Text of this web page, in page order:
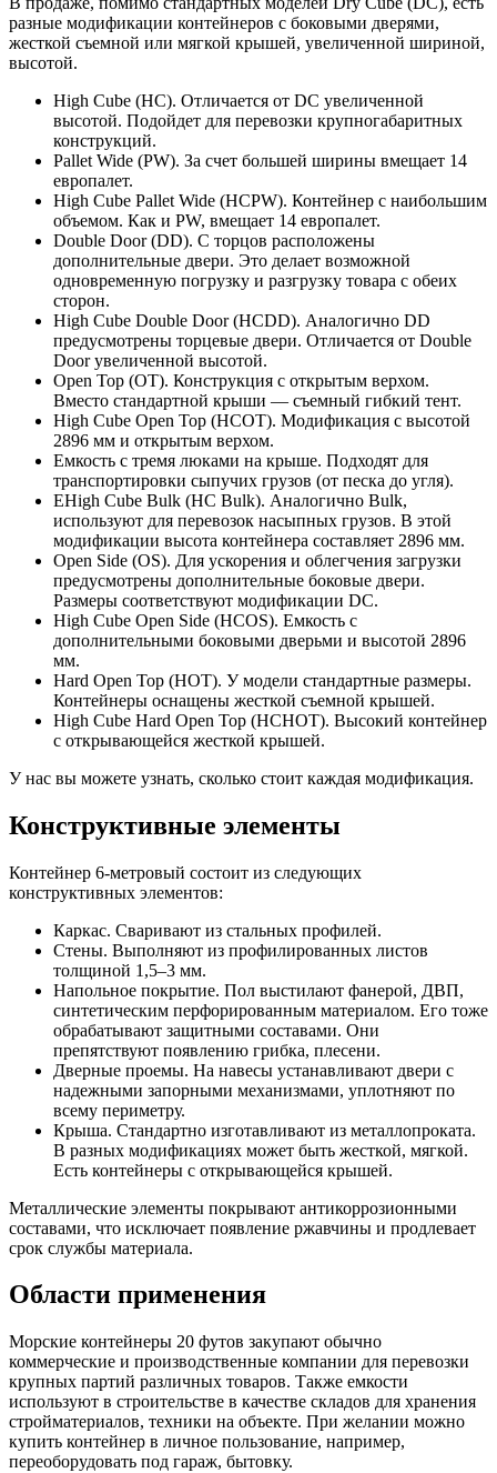
разные модификации контейнеров с боковыми дверями,
жесткой съемной или мягкой крышей, увеличенной шириной,
высотой.
High Cube (HC). Отличается от DC увеличенной
высотой. Подойдет для перевозки крупногабаритных
конструкций.
Pallet Wide (PW). За счет большей ширины вмещает 14
европалет.
High Cube Pallet Wide (HCPW). Контейнер с наибольшим
объемом. Как и PW, вмещает 14 европалет.
Double Door (DD). С торцов расположены
дополнительные двери. Это делает возможной
одновременную погрузку и разгрузку товара с обеих
сторон.
High Cube Double Door (HCDD). Аналогично DD
предусмотрены торцевые двери. Отличается от Double
Door увеличенной высотой.
Open Top (OT). Конструкция с открытым верхом.
Вместо стандартной крыши — съемный гибкий тент.
High Cube Open Top (HCOT). Модификация с высотой
2896 мм и открытым верхом.
Емкость с тремя люками на крыше. Подходят для
транспортировки сыпучих грузов (от песка до угля).
ЕHigh Cube Bulk (HC Bulk). Аналогично Bulk,
используют для перевозок насыпных грузов. В этой
модификации высота контейнера составляет 2896 мм.
Open Side (OS). Для ускорения и облегчения загрузки
предусмотрены дополнительные боковые двери.
Размеры соответствуют модификации DC.
High Cube Open Side (HCOS). Емкость с
дополнительными боковыми дверьми и высотой 2896
мм.
Hard Open Top (HOT). У модели стандартные размеры.
Контейнеры оснащены жесткой съемной крышей.
High Cube Hard Open Top (HCHOT). Высокий контейнер
с открывающейся жесткой крышей.
У нас вы можете узнать, сколько стоит каждая модификация.
Конструктивные элементы
Контейнер 6-метровый состоит из следующих
конструктивных элементов:
Каркас. Сваривают из стальных профилей.
Стены. Выполняют из профилированных листов
толщиной 1,5–3 мм.
Напольное покрытие. Пол выстилают фанерой, ДВП,
синтетическим перфорированным материалом. Его тоже
обрабатывают защитными составами. Они
препятствуют появлению грибка, плесени.
Дверные проемы. На навесы устанавливают двери с
надежными запорными механизмами, уплотняют по
всему периметру.
Крыша. Стандартно изготавливают из металлопроката.
В разных модификациях может быть жесткой, мягкой.
Есть контейнеры с открывающейся крышей.
Металлические элементы покрывают антикоррозионными
составами, что исключает появление ржавчины и продлевает
срок службы материала.
Области применения
Морские контейнеры 20 футов закупают обычно
коммерческие и производственные компании для перевозки
крупных партий различных товаров. Также емкости
используют в строительстве в качестве складов для хранения
стройматериалов, техники на объекте. При желании можно
купить контейнер в личное пользование, например,
переоборудовать под гараж, бытовку.